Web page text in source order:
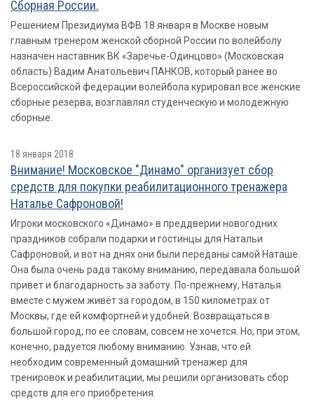
Сборная России.
Решением Президиума ВФВ 18 января в Москве новым
главным тренером женской сборной России по волейболу
назначен наставник ВК «Заречье-Одинцово» (Московская
область) Вадим Анатольевич ПАНКОВ, который ранее во
Всероссийской федерации волейбола курировал все женские
сборные резерва, возглавлял студенческую и молодежную
сборные.
18 января 2018
Внимание! Московское "Динамо" организует сбор
средств для покупки реабилитационного тренажера
Наталье Сафроновой!
Игроки московского «Динамо» в преддверии новогодних
праздников собрали подарки и гостинцы для Натальи
Сафроновой, и вот на днях они были переданы самой Наташе.
Она была очень рада такому вниманию, передавала большой
привет и благодарность за заботу. По-прежнему, Наталья
вместе с мужем живёт за городом, в 150 километрах от
Москвы, где ей комфортней и удобней. Возвращаться в
большой город, по ее словам, совсем не хочется. Но, при этом,
конечно, радуется любому вниманию. Узнав, что ей
необходим современный домашний тренажер для
тренировок и реабилитации, мы решили организовать сбор
средств для его приобретения.